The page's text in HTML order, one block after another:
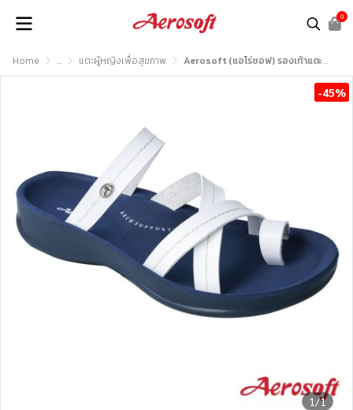
0
Home ... แตะผู้หญิงเพื่อสุขภาพ Aerosoft (แอโร่ซอฟ) รองเท้าแตะหญิง เพื่อสุขภาพ รุ่น FW8461
1/1
-45%